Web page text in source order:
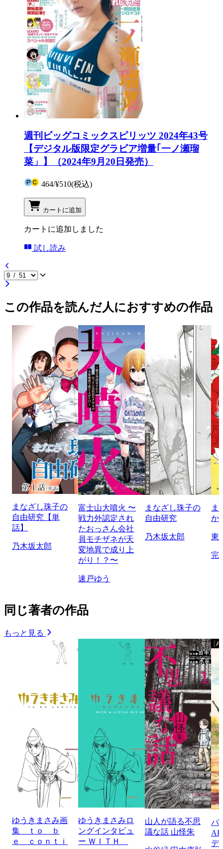
週刊ビッグコミックスピリッツ 2024年43号
【デジタル版限定グラビア増量｢一ノ瀬瑠
菜」】（2024年9月20日発売）
464/¥510(税込)
カートに追加
カートに追加しました
試し読み
この作品を読んだ人におすすめの作品
まなざし珠子の
自由研究【単
話】
乃木坂太郎
富士山大噴火 〜
戦力外認定され
たおっさん会社
員モチザネが天
変地異で成り上
がり！？〜
速戸ゆう
まなざし珠子の
自由研究
乃木坂太郎
ま
か
東
完
同じ著者の作品
もっと見る
ゆうきまさみ画
集 ｔｏ ｂ
ｅ ｃｏｎｔｉ
ゆうきまさみロ
ングインタビュ
ー ＷＩＴＨ
山人が語る不思
議な話 山怪朱
パ
デ